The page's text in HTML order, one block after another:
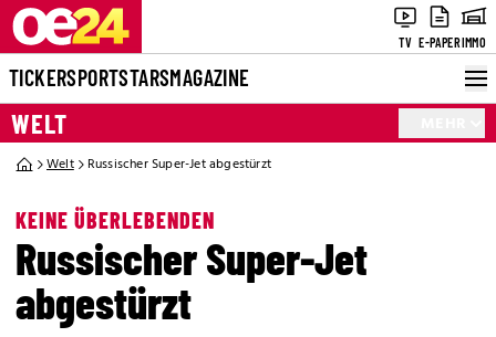
TV E-PAPERIMMO
TICKERSPORTSTARSMAGAZINE
WELT
Welt Russischer Super-Jet abgestürzt
KEINE ÜBERLEBENDEN
Russischer Super-Jet
abgestürzt